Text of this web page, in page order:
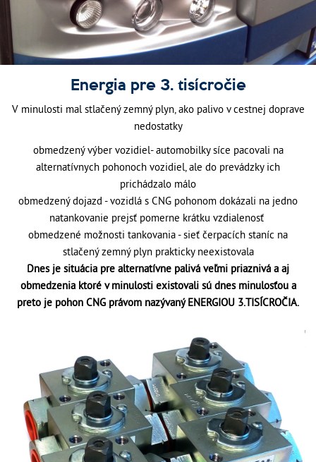
Energia pre 3. tisícročie
V minulosti mal stlačený zemný plyn, ako palivo v cestnej doprave
nedostatky
obmedzený výber vozidiel- automobilky síce pacovali na
alternatívnych pohonoch vozidiel, ale do prevádzky ich
prichádzalo málo
obmedzený dojazd - vozidlá s CNG pohonom dokázali na jedno
natankovanie prejsť pomerne krátku vzdialenosť
obmedzené možnosti tankovania - sieť čerpacích staníc na
stlačený zemný plyn prakticky neexistovala
Dnes je situácia pre alternatívne palivá veľmi priaznivá a aj
obmedzenia ktoré v minulosti existovali sú dnes minulosťou a
preto je pohon CNG právom nazývaný ENERGIOU 3.TISÍCROČIA.